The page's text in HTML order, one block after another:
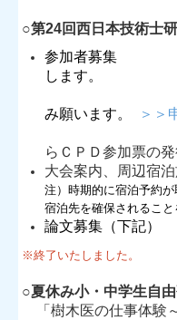
○第24回西日本技術士
参加者募集
します。
別添申
み願います。
＞＞
参加者
らＣＰＤ参加票の
大会案内、周辺
注）時期的に宿泊予約
宿泊先を確保されること
論文募集（下記
※終了いたしました。
○夏休み小・中学生自
「樹木医の仕事体験